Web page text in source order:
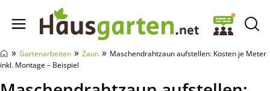
Hausgarten.net
» Gartenarbeiten » Zaun » Maschendrahtzaun aufstellen: Kosten je Meter
inkl. Montage – Beispiel